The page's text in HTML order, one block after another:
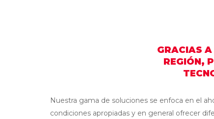
GRACIAS
REGIÓN,
Nuestra gama de soluciones se enfoca en el
condiciones apropiadas y en general ofrecer